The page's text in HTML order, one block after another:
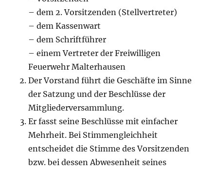
– dem 2. Vorsitzenden (Stellvertreter)
– dem Kassenwart
– dem Schriftführer
– einem Vertreter der Freiwilligen
Feuerwehr Malterhausen
Der Vorstand führt die Geschäfte im Sinne
der Satzung und der Beschlüsse der
Mitgliederversammlung.
Er fasst seine Beschlüsse mit einfacher
Mehrheit. Bei Stimmengleichheit
entscheidet die Stimme des Vorsitzenden
bzw. bei dessen Abwesenheit seines